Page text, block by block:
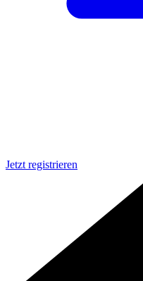
Jetzt registrieren